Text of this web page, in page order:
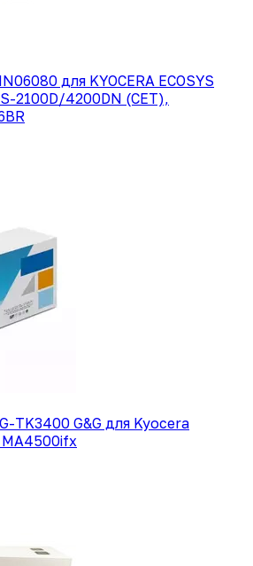
для KYOCERA ECOSYS
2100D/4200DN (CET),
TK3400 G&G для Kyocera
MA4500ifx